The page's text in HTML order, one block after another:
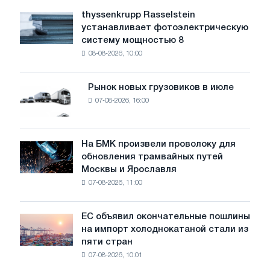
воды
угрожает
безопасности
thyssenkrupp
Rasselstein
устанавливает
фотоэлектрическую
достижения
целей
обезуглероживания
thyssenkrupp Rasselstein
устанавливает фотоэлектрическую
систему мощностью 8
08-08-2026, 10:00
Рынок
новых
грузовиков
в
июле
Рынок новых грузовиков в июле
07-08-2026, 16:00
На
БМК
произвели
трамвайных
путей
Москвы
На БМК произвели проволоку для
обновления трамвайных путей
Москвы и Ярославля
07-08-2026, 11:00
объявил
окончательные
ЕС объявил окончательные пошлины
на импорт холоднокатаной стали из
пяти стран
07-08-2026, 10:01